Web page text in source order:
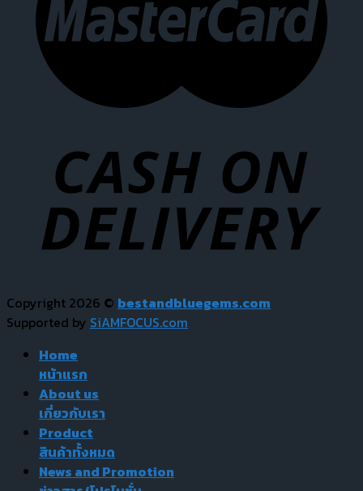
Copyright 2026 © bestandbluegems.com
Supported by SiAMFOCUS.com
Home
หน้าแรก
About us
เกี่ยวกับเรา
Product
สินค้าทั้งหมด
News and Promotion